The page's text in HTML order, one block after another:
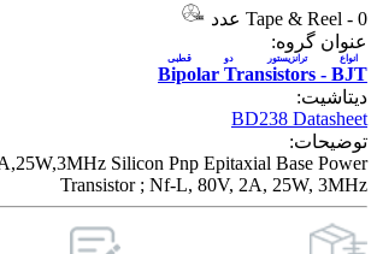
Tape & Reel - 0 عدد
عنوان گروه:
Bipolar Transistors - BJT
انواع ترانزیستور دو قطبی
دیتاشیت:
BD238 Datasheet
توضیحات:
Silicon Pnp Epitaxial Base Power
Transistor ; Nf-L, 80V, 2A, 25W, 3MHz